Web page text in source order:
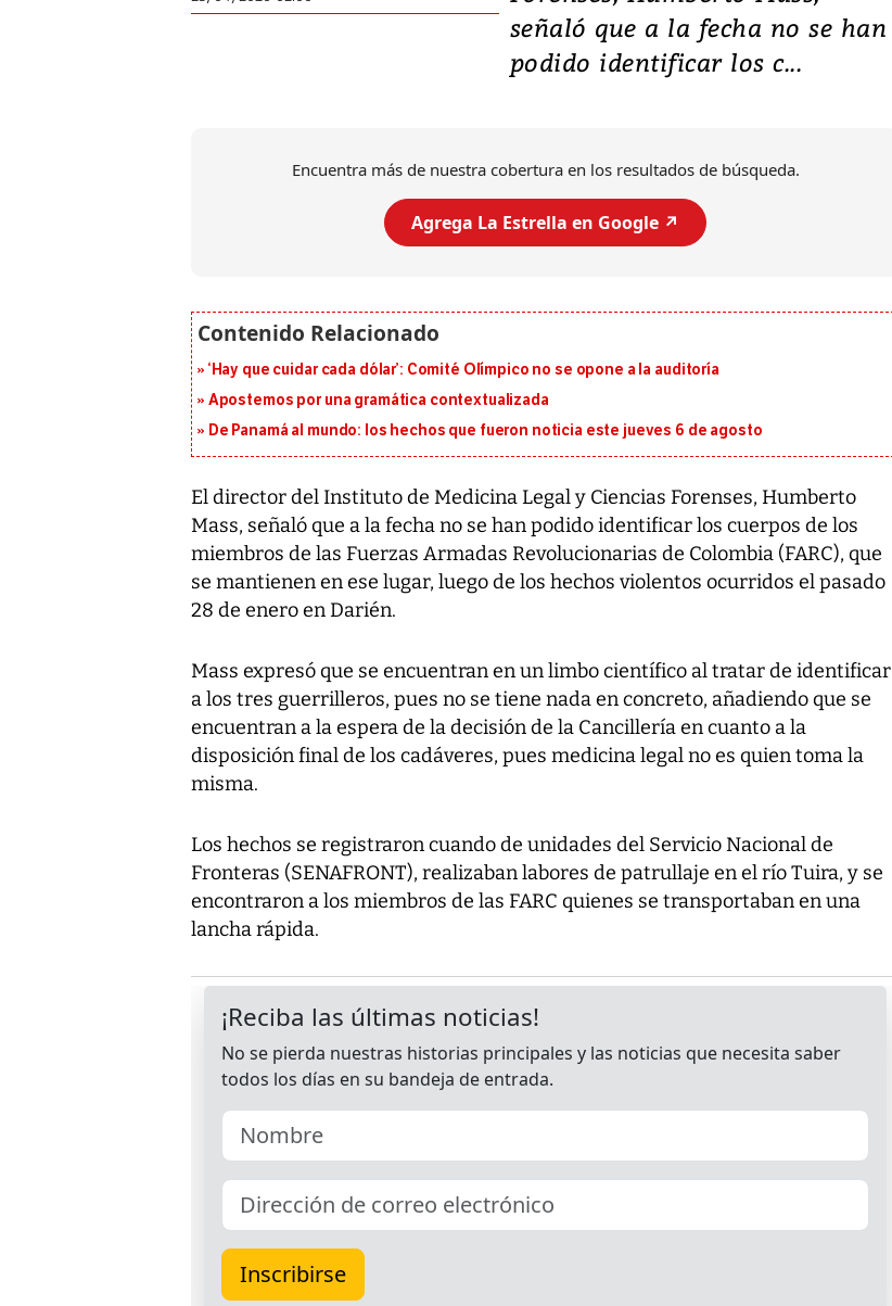
señaló que a la fecha no se han
podido identificar los c...
Encuentra más de nuestra cobertura en los resultados de búsqueda.
Agrega La Estrella en Google ↗️
‘Hay que cuidar cada dólar’: Comité Olímpico no se opone a la auditoría
Apostemos por una gramática contextualizada
De Panamá al mundo: los hechos que fueron noticia este jueves 6 de agosto
El director del Instituto de Medicina Legal y Ciencias Forenses, Humberto
Mass, señaló que a la fecha no se han podido identificar los cuerpos de los
miembros de las Fuerzas Armadas Revolucionarias de Colombia (FARC), que
se mantienen en ese lugar, luego de los hechos violentos ocurridos el pasado
28 de enero en Darién.
Mass expresó que se encuentran en un limbo científico al tratar de identificar
a los tres guerrilleros, pues no se tiene nada en concreto, añadiendo que se
encuentran a la espera de la decisión de la Cancillería en cuanto a la
disposición final de los cadáveres, pues medicina legal no es quien toma la
misma.
Los hechos se registraron cuando de unidades del Servicio Nacional de
Fronteras (SENAFRONT), realizaban labores de patrullaje en el río Tuira, y se
encontraron a los miembros de las FARC quienes se transportaban en una
lancha rápida.
daños en Kumamoto
al sur de Japón, provocando una